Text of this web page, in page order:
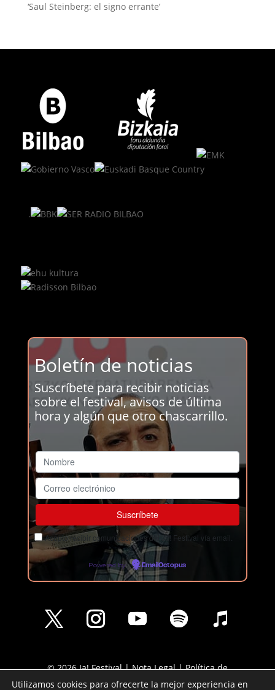
‘Saul Steinberg: el signo errante’
.
Boletín de noticias
Suscríbete para recibir noticias
sobre el festival, avisos de última
hora y algún que otro chascarrillo.
Acepto recibir comunicaciones del Ja! Festival vía email.
Powered by EmailOctopus
© 2026 Ja! Festival |Nota Legal|Política de
Privacidad|Política de cookies
Utilizamos cookies para ofrecerte la mejor experiencia en